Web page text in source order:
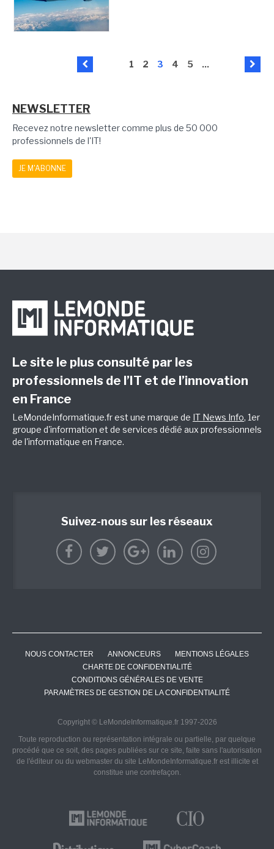
1 2 3 4 5 ...
NEWSLETTER
Recevez notre newsletter comme plus de 50 000
professionnels de l'IT!
JE M'ABONNE
Le site le plus consulté par les
professionnels de l’IT et de l’innovation
en France
LeMondeInformatique.fr est une marque de IT News Info, 1er
groupe d'information et de services dédié aux professionnels
de l'informatique en France.
Suivez-nous sur les réseaux
NOUS CONTACTER ANNONCEURS
MENTIONS LÉGALES
CHARTE DE CONFIDENTIALITÉ
CONDITIONS GÉNÉRALES DE VENTE
PARAMÈTRES DE GESTION DE LA CONFIDENTIALITÉ
Copyright © LeMondeInformatique.fr 1997-2026
Toute reproduction ou représentation intégrale ou partielle, par quelque
procédé que ce soit, des pages publiées sur ce site, faite sans l'autorisation
de l'éditeur ou du webmaster du site LeMondeInformatique.fr est illicite et
constitue une contrefaçon.